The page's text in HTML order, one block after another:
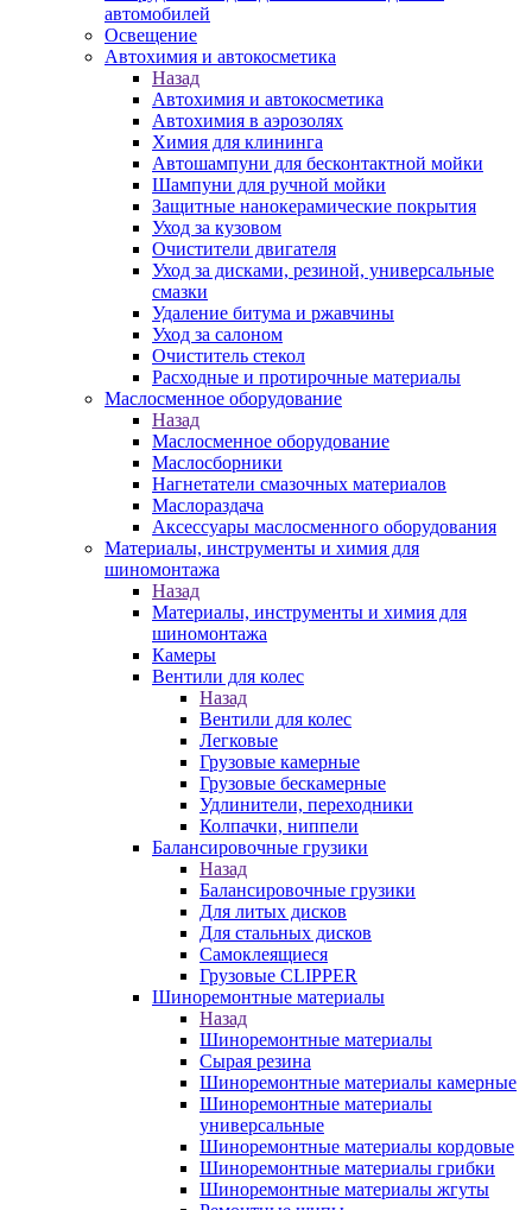
автомобилей
Освещение
Автохимия и автокосметика
Назад
Автохимия и автокосметика
Автохимия в аэрозолях
Химия для клининга
Автошампуни для бесконтактной мойки
Шампуни для ручной мойки
Защитные нанокерамические покрытия
Уход за кузовом
Очистители двигателя
Уход за дисками, резиной, универсальные
смазки
Удаление битума и ржавчины
Уход за салоном
Очиститель стекол
Расходные и протирочные материалы
Маслосменное оборудование
Назад
Маслосменное оборудование
Маслосборники
Нагнетатели смазочных материалов
Маслораздача
Аксессуары маслосменного оборудования
Материалы, инструменты и химия для
шиномонтажа
Назад
Материалы, инструменты и химия для
шиномонтажа
Камеры
Вентили для колес
Назад
Вентили для колес
Легковые
Грузовые камерные
Грузовые бескамерные
Удлинители, переходники
Колпачки, ниппели
Балансировочные грузики
Назад
Балансировочные грузики
Для литых дисков
Для стальных дисков
Самоклеящиеся
Грузовые CLIPPER
Шиноремонтные материалы
Назад
Шиноремонтные материалы
Сырая резина
Шиноремонтные материалы камерные
Шиноремонтные материалы
универсальные
Шиноремонтные материалы кордовые
Шиноремонтные материалы грибки
Шиноремонтные материалы жгуты